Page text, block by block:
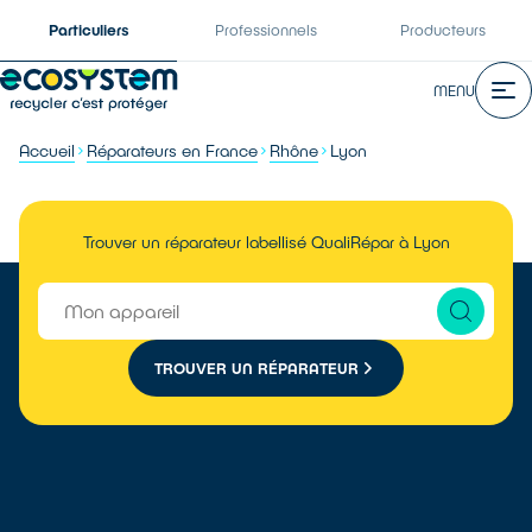
Particuliers Professionnels Producteurs
MENU
Accueil Réparateurs en France Rhône Lyon
Trouver un réparateur labellisé QualiRépar à Lyon
TROUVER UN RÉPARATEUR